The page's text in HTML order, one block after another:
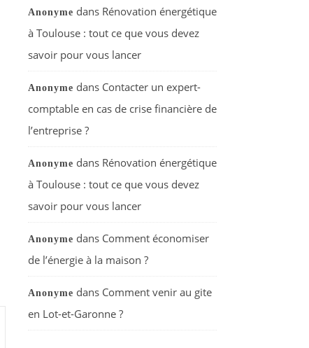
Anonyme dans Rénovation énergétique
à Toulouse : tout ce que vous devez
savoir pour vous lancer
Anonyme dans Contacter un expert-
comptable en cas de crise financière de
l’entreprise ?
Anonyme dans Rénovation énergétique
à Toulouse : tout ce que vous devez
savoir pour vous lancer
Anonyme dans Comment économiser
de l’énergie à la maison ?
Anonyme dans Comment venir au gite
en Lot-et-Garonne ?